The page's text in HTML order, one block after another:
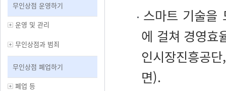
무인상점 운영하기
운영 및 관리
무인상점과 범죄
무인상점 폐업하기
폐업 등
스마트 기술을
에 걸쳐 경영효
인시장진흥공
면).